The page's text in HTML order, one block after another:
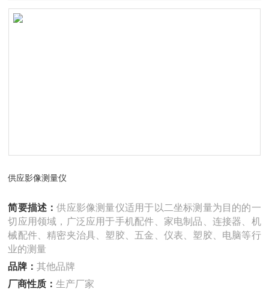
供应影像测量仪
简要描述：供应影像测量仪适用于以二坐标测量为目的的一
切应用领域，广泛应用于手机配件、家电制品、连接器、机
械配件、精密夹治具、塑胶、五金、仪表、塑胶、电脑等行
业的测量
品牌：其他品牌
厂商性质：生产厂家